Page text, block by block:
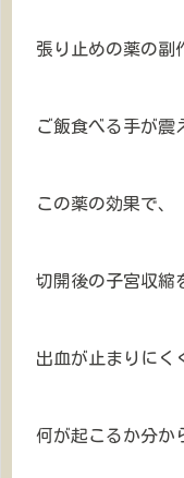
張り止めの薬の副
ご飯食べる手が震
この薬の効果で、
切開後の子宮収縮
出血が止まりにく
何が起こるか分か